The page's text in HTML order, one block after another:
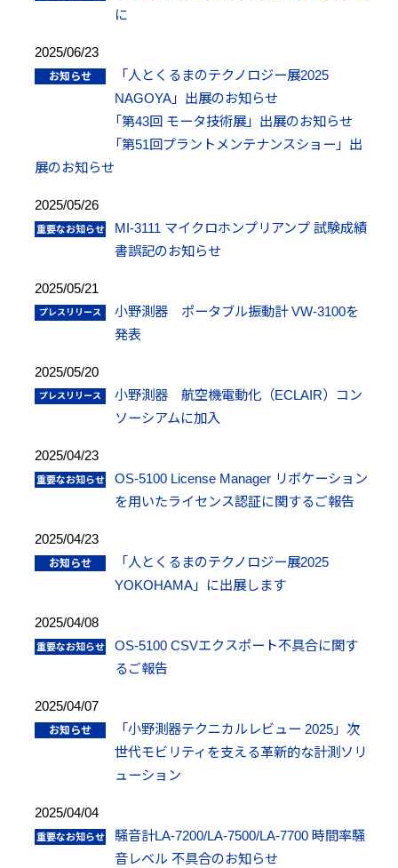
に
2025/06/23
「人とくるまのテクノロジー展2025
NAGOYA」出展のお知らせ
「第43回 モータ技術展」出展のお知らせ
「第51回プラントメンテナンスショー」出
展のお知らせ
2025/05/26
MI-3111 マイクロホンプリアンプ 試験成績
書誤記のお知らせ
2025/05/21
小野測器 ポータブル振動計 VW-3100を
発表
2025/05/20
小野測器 航空機電動化（ECLAIR）コン
ソーシアムに加入
2025/04/23
OS-5100 License Manager リボケーション
を用いたライセンス認証に関するご報告
2025/04/23
「人とくるまのテクノロジー展2025
YOKOHAMA」に出展します
2025/04/08
OS-5100 CSVエクスポート不具合に関す
るご報告
2025/04/07
「小野測器テクニカルレビュー 2025」次
世代モビリティを支える革新的な計測ソリ
ューション
2025/04/04
騒音計LA-7200/LA-7500/LA-7700 時間率騒
音レベル 不具合のお知らせ